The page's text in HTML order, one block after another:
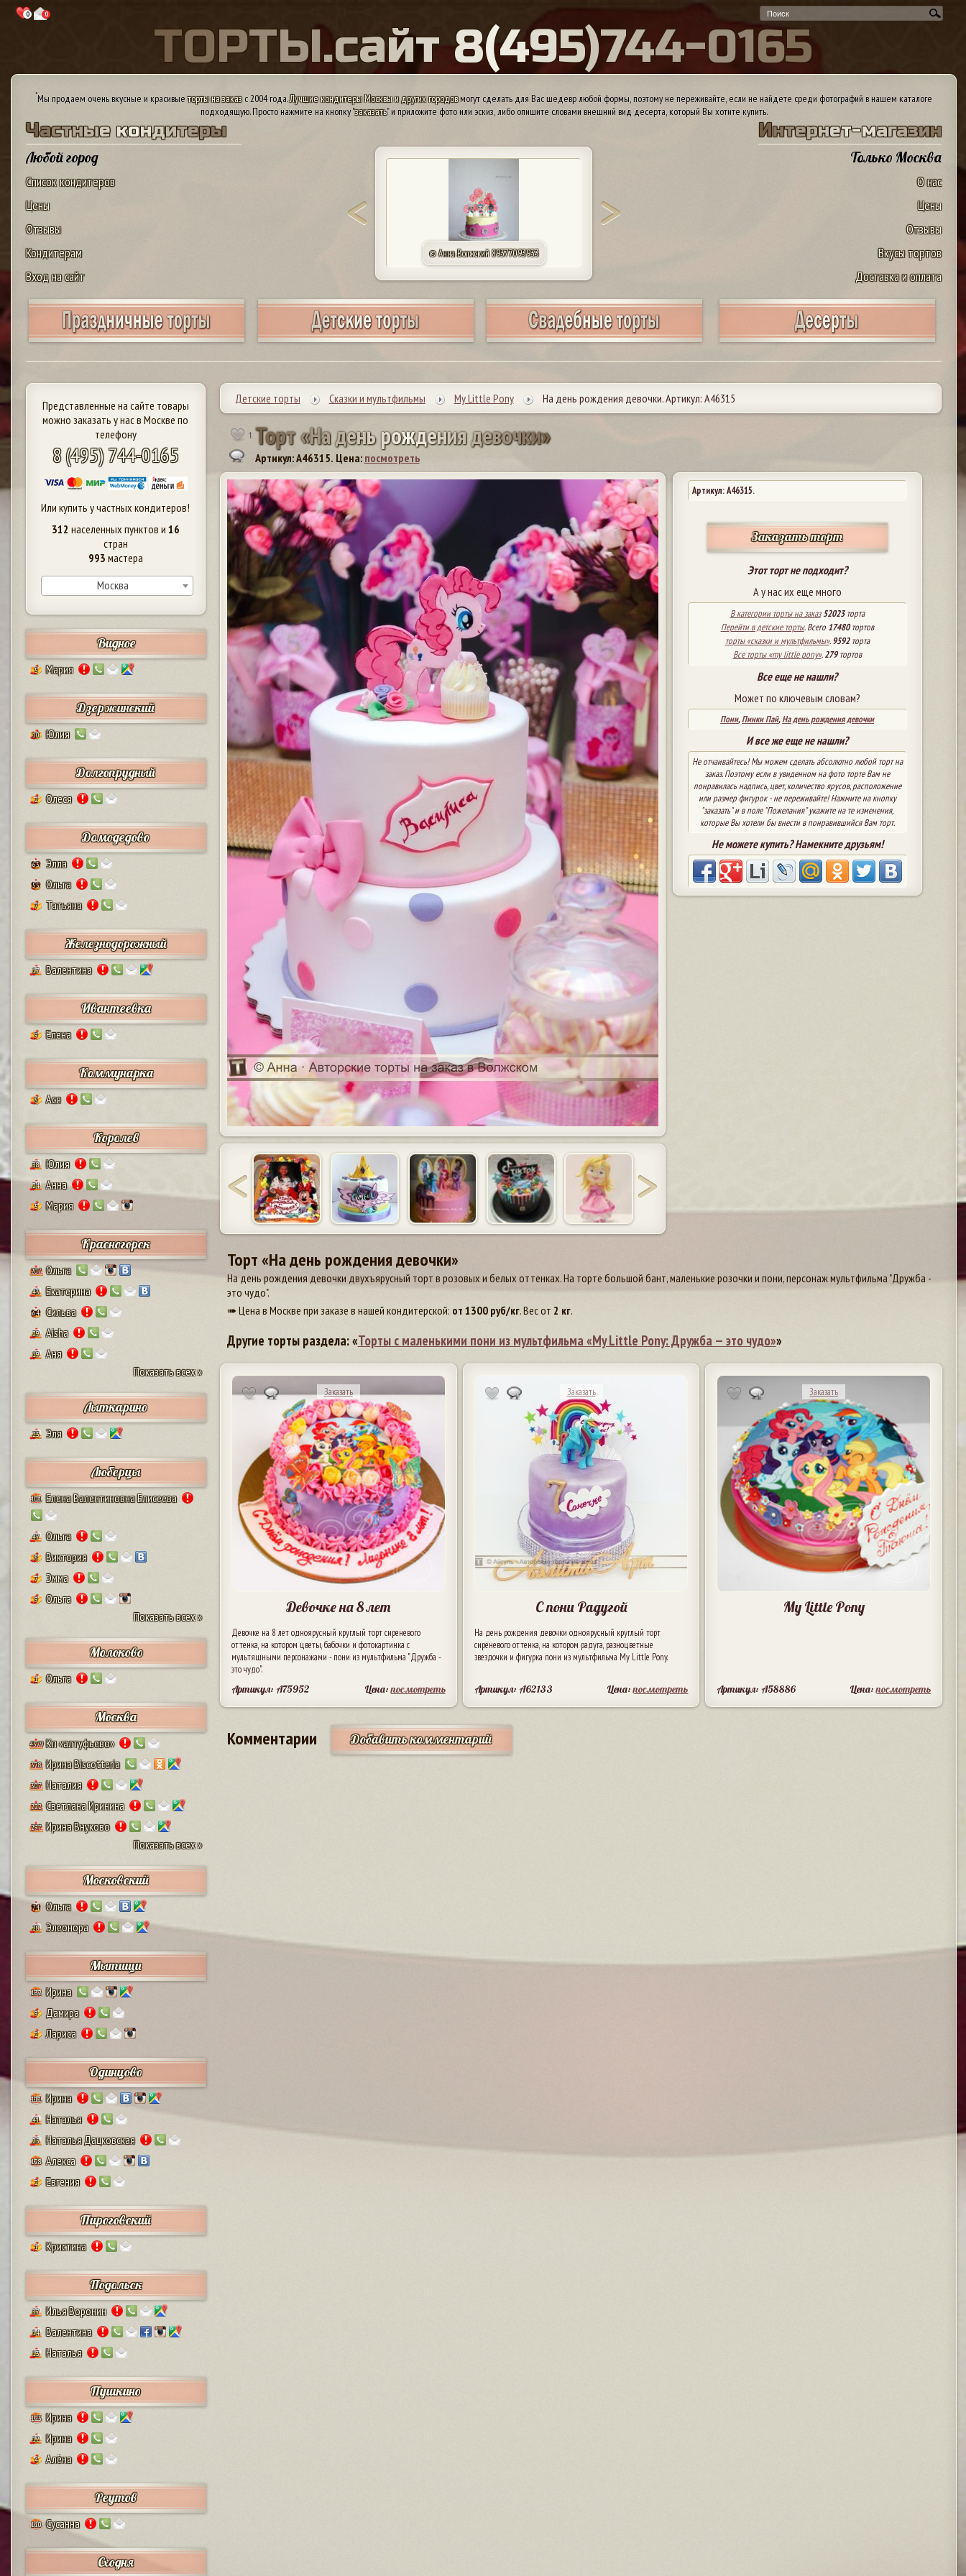
0 0
ТОРТЫ.сайт 8(495)744-0165
*Мы продаем очень вкусные и красивыеторты на заказс 2004 года.Лучшие кондитеры Москвы и других городовмогут сделать для Вас шедевр любой формы, поэтому не переживайте, если не найдете среди фотографий в нашем каталоге
подходящую. Просто нажмите на кнопку "заказать" и приложите фото или эскиз, либо опишите словами внешний вид десерта, который Вы хотите купить.
Частные кондитеры
Любой город
Список кондитеров
Цены
Отзывы
Кондитерам
Вход на сайт
Интернет-магазин
Только Москва
О нас
Цены
Отзывы
Вкусы тортов
Доставка и оплата
© Татьяна. Саратов 79173157019
Представленные на сайте товары
можно заказать у нас в Москве по
телефону
8 (495) 744-0165
Или купить у частных кондитеров!
312 населенных пунктов и 16
стран
993 мастера
Москва
Видное
5 Мария
Дзержинский
10 Юлия
Долгопрудный
2 Олеся
Домодедово
63 Элла
55 Ольга
7 Татьяна
Железнодорожный
17 Валентина
Ивантеевка
9 Елена
Коммунарка
8 Ася
Королев
38 Юлия
24 Анна
5 Мария
Красногорск
207 Ольга
43 Екатерина
64 Сильва
29 Aisha
19
Аня
Показать всех »
Лыткарино
23 Эля
Люберцы
101 Елена Валентиновна Елисеева
47 Ольга
8 Виктория
7 Эмма
9
Ольга
Показать всех »
Молоково
1 Ольга
Москва
4579 Кп «алтуфьево»
378 Ирина Biscotteria
307 Наталия
222 Светлана Иринина
297 Ирина Внуково
Показать всех »
Московский
74 Ольга
28 Элеонора
Мытищи
132 Ирина
9 Дамира
2 Лариса
Одинцово
111 Ирина
41 Наталья
25 Наталья Дацковская
128 Алекса
2 Евгения
Пироговский
1 Кристина
Подольск
37 Илья Воронин
14 Валентина
13 Наталья
Пушкино
125 Ирина
12 Ирина
4 Алёна
Реутов
110 Сусанна
Сходня
Детские торты Сказки и мультфильмы My Little Pony На день рождения девочки. Артикул: А46315
1 Торт«Наденьрождениядевочки»
Артикул: A46315. Цена: посмотреть
Артикул: A46315.
Заказать торт
Этот торт не подходит?
А у нас их еще много
В категории торты на заказ 52023торта
Перейти в детские торты. Всего 17480тортов
торты «сказки и мультфильмы».9592торта
Все торты «my little pony».279тортов
Все еще не нашли?
Может по ключевым словам?
Пони,Пинки Пай,На день рождения девочки
И все же еще не нашли?
Не отчаивайтесь! Мы можем сделать абсолютно любой торт на
заказ. Поэтому если в увиденном на фото торте Вам не
понравилась надпись, цвет, количество ярусов, расположение
или размер фигурок - не переживайте! Нажмите на кнопку
"заказать" и в поле "Пожелания" укажите на те изменения,
которые Вы хотели бы внести в понравившийся Вам торт.
Не можете купить? Намекните друзьям!
Торт «На день рождения девочки»
На день рождения девочки двухъярусный торт в розовых и белых оттенках. На торте большой бант, маленькие розочки и пони, персонаж мультфильма "Дружба -
это чудо".
➠ Цена в Москве при заказе в нашей кондитерской: от 1300руб/кг. Вес от 2 кг.
Другие торты раздела: «Торты с маленькими пони из мультфильма «My Little Pony: Дружба — это чудо»»
Заказать
Девочке на 8 лет
Девочке на 8 лет одноярусный круглый торт сиреневого
оттенка, на котором цветы, бабочки и фотокартинка с
мультяшными персонажами - пони из мультфильма "Дружба -
это чудо".
Артикул: A75952 Цена:посмотреть
Заказать
С пони Радугой
На день рождения девочки одноярусный круглый торт
сиреневого оттенка, на котором радуга, разноцветные
звездочки и фигурка пони из мультфильма My Little Pony.
Артикул: A62133 Цена:посмотреть
Заказать
My Little Pony
Артикул: A58886 Цена:посмотреть
Комментарии Добавить комментарий